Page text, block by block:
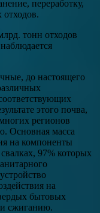
переработку,
тонн отходов
до настоящего
этого почва,
регионов
Основная масса
на компоненты
97% которых
на
бытовых
и сжиганию.